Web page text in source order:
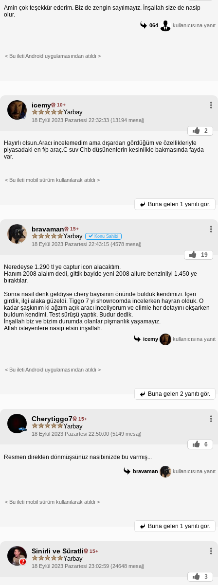
Amin çok teşekkür ederim. Biz de zengin sayılmayız. İnşallah size de nasip
olur.
064 kullanıcısına yanıt
< Bu ileti Android uygulamasından atıldı >
icemy 10+
Yarbay
18 Eylül 2023 Pazartesi 22:32:33 (13194 mesaj)
2
Hayırlı olsun.Aracı incelemedim ama dışardan gördüğüm ve özellikleriyle
piyasadaki en f/p araç.C suv Chb düşünenlerin kesinlikle bakmasında fayda
var.
< Bu ileti mobil sürüm kullanılarak atıldı >
Buna gelen 1 yanıtı gör.
bravaman 15+
Yarbay Konu Sahibi
18 Eylül 2023 Pazartesi 22:43:15 (4578 mesaj)
19
Neredeyse 1.290 tl ye captur icon alacaktım.
Hanım 2008 alalım dedi, gittik bayide yeni 2008 allure benzinliyi 1.450 ye
bıraktılar.
Sonra nasıl denk geldiyse chery bayisinin önünde bulduk kendimizi. İçeri
girdik, ilgi alaka güzeldi. Tiggo 7 yi showroomda incelerken hayran olduk. O
kadar şaşkınım ki ağzım açık aracı inceliyorum ve elimle her detayını okşarken
buldum kendimi. Test sürüşü yaptık. Budur dedik.
İnşallah biz ve bizim durumda olanlar pişmanlık yaşamayız.
Allah isteyenlere nasip etsin inşallah.
icemy kullanıcısına yanıt
< Bu ileti Android uygulamasından atıldı >
Buna gelen 2 yanıtı gör.
Cherytiggo7 15+
Yarbay
18 Eylül 2023 Pazartesi 22:50:00 (5149 mesaj)
6
Resmen direkten dönmüşsünüz nasibinizde bu varmış...
bravaman kullanıcısına yanıt
< Bu ileti mobil sürüm kullanılarak atıldı >
Buna gelen 1 yanıtı gör.
Sinirli ve Süratli 15+
Yarbay
18 Eylül 2023 Pazartesi 23:02:59 (24648 mesaj)
3